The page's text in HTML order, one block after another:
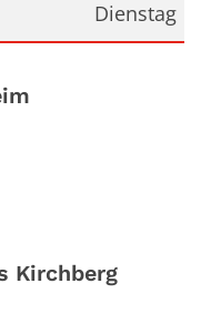
Dienstag
Kirchberg